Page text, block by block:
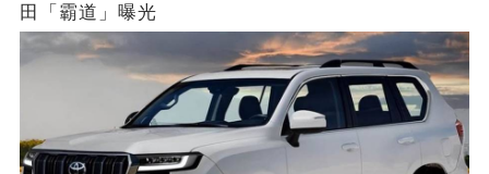
田「霸道」曝光